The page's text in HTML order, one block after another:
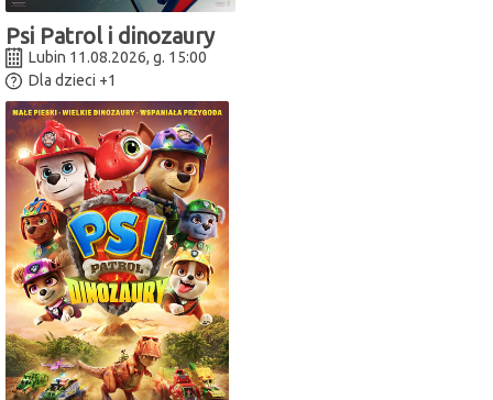
Psi Patrol i dinozaury
Lubin 11.08.2026, g. 15:00
Dla dzieci +1